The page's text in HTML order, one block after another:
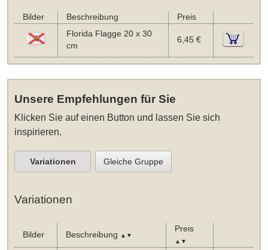
Bilder Beschreibung
Preis
Florida Flagge 20 x 30
cm
6,45 €
Unsere Empfehlungen für Sie
Klicken Sie auf einen Button und lassen Sie sich
inspirieren.
Variationen Gleiche Gruppe
Variationen
Bilder Beschreibung ▲▼
Preis
▲▼